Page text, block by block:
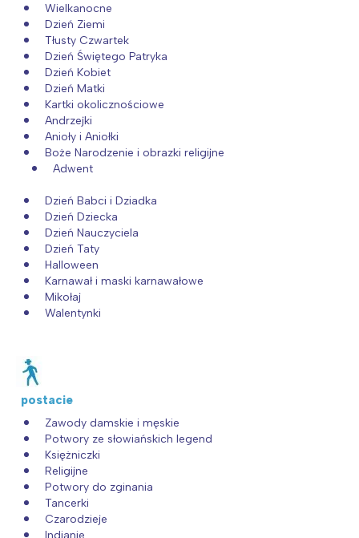
Wielkanocne
Dzień Ziemi
Tłusty Czwartek
Dzień Świętego Patryka
Dzień Kobiet
Dzień Matki
Kartki okolicznościowe
Andrzejki
Anioły i Aniołki
Boże Narodzenie i obrazki religijne
Adwent
Dzień Babci i Dziadka
Dzień Dziecka
Dzień Nauczyciela
Dzień Taty
Halloween
Karnawał i maski karnawałowe
Mikołaj
Walentynki
postacie
Zawody damskie i męskie
Potwory ze słowiańskich legend
Księżniczki
Religijne
Potwory do zginania
Tancerki
Czarodzieje
Indianie